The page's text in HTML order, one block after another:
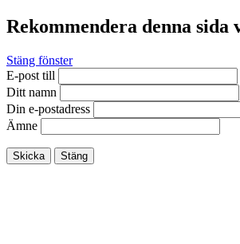
Rekommendera denna sida
Stäng fönster
E-post till
Ditt namn
Din e-postadress
Ämne
Skicka Stäng